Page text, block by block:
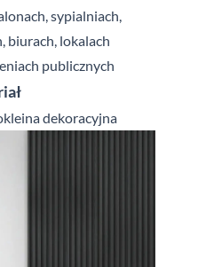
sypialniach,
biurach, lokalach
publicznych
dekoracyjna